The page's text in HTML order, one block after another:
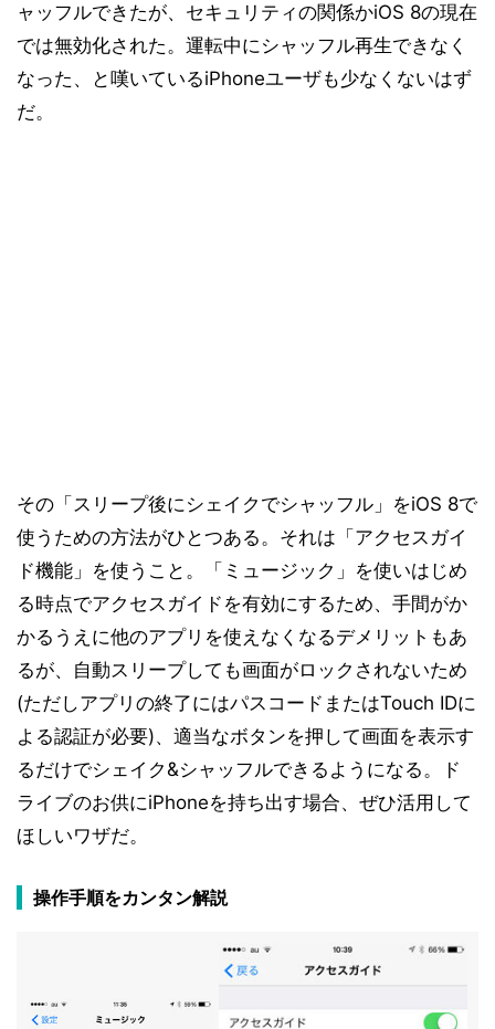
ャッフルできたが、セキュリティの関係かiOS 8の現在
では無効化された。運転中にシャッフル再生できなく
なった、と嘆いているiPhoneユーザも少なくないはず
だ。
その「スリープ後にシェイクでシャッフル」をiOS 8で
使うための方法がひとつある。それは「アクセスガイ
ド機能」を使うこと。「ミュージック」を使いはじめ
る時点でアクセスガイドを有効にするため、手間がか
かるうえに他のアプリを使えなくなるデメリットもあ
るが、自動スリープしても画面がロックされないため
(ただしアプリの終了にはパスコードまたはTouch IDに
よる認証が必要)、適当なボタンを押して画面を表示す
るだけでシェイク&シャッフルできるようになる。ド
ライブのお供にiPhoneを持ち出す場合、ぜひ活用して
ほしいワザだ。
操作手順をカンタン解説